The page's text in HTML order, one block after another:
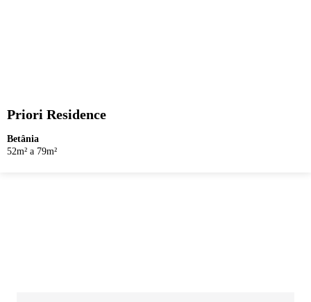
Priori Residence
Betânia
52m² a 79m²